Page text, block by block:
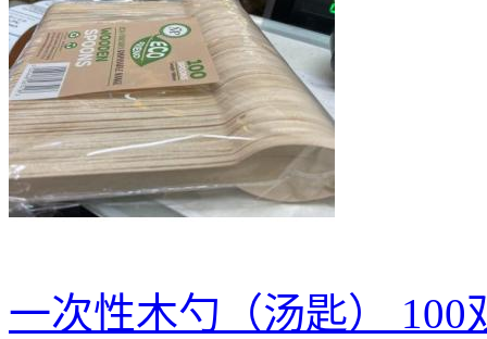
一次性木勺（汤匙） 100